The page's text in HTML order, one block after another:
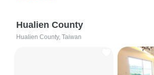
Hualien County
Hualien County, Taiwan